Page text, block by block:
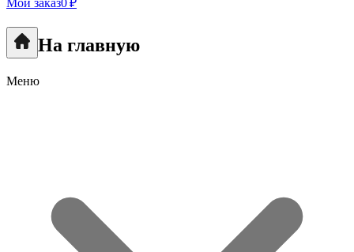
Мой заказ0 ₽
На главную
Меню